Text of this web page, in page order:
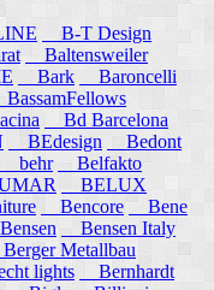
B-T Design
Baltensweiler
Bark
Baroncelli
Bd Barcelona
BEdesign
Bedont
behr
Belfakto
BELUX
Bencore
Bene
Bensen Italy
Metallbau
lights
Bernhardt